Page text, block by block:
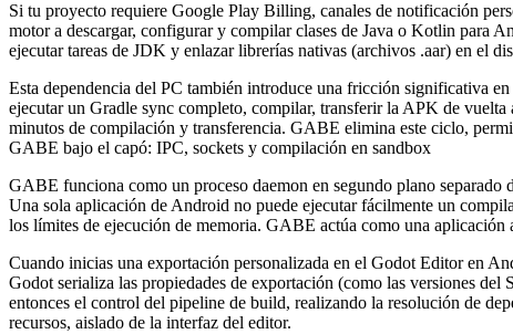
Si tu proyecto requiere Google Play Billing, canales de notificación
motor a descargar, configurar y compilar clases de Java o Kotlin para
ejecutar tareas de JDK y enlazar librerías nativas (archivos .aar) en el
Esta dependencia del PC también introduce una fricción significativa
ejecutar un Gradle sync completo, compilar, transferir la APK de
minutos de compilación y transferencia. GABE elimina este ciclo,
GABE bajo el capó: IPC, sockets y compilación en sandbox
GABE funciona como un proceso daemon en segundo plano
Una sola aplicación de Android no puede ejecutar fácilmente un
los límites de ejecución de memoria. GABE actúa como una aplicación
Cuando inicias una exportación personalizada en el Godot Editor en
Godot serializa las propiedades de exportación (como las versiones
entonces el control del pipeline de build, realizando la resolución de
recursos, aislado de la interfaz del editor.